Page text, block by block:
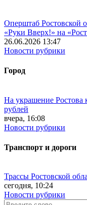
Оперштаб Ростовской
«Руки Вверх!» на
26.06.2026 13:47
Новости рубрики
Город
На украшение Ростова
рублей
вчера, 16:08
Новости рубрики
Транспорт и дороги
Трассы Ростовской
сегодня, 10:24
Новости рубрики